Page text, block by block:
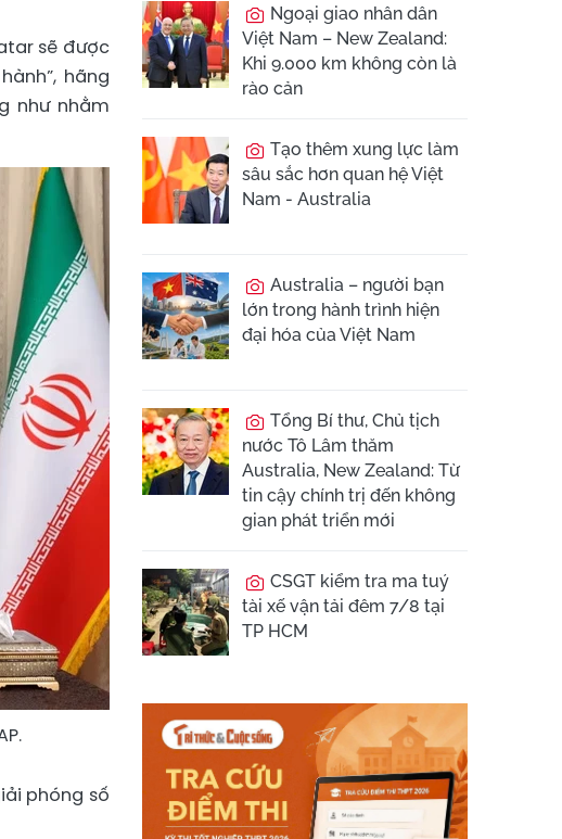
sẽ được
hãng
như nhằm
phóng số
Ngoại giao nhân dân
Việt Nam – New Zealand:
Khi 9.000 km không còn là
rào cản
Tạo thêm xung lực làm
sâu sắc hơn quan hệ Việt
Nam - Australia
Australia – người bạn
lớn trong hành trình hiện
đại hóa của Việt Nam
Tổng Bí thư, Chủ tịch
nước Tô Lâm thăm
Australia, New Zealand: Từ
tin cậy chính trị đến không
gian phát triển mới
CSGT kiểm tra ma tuý
tài xế vận tải đêm 7/8 tại
TP HCM